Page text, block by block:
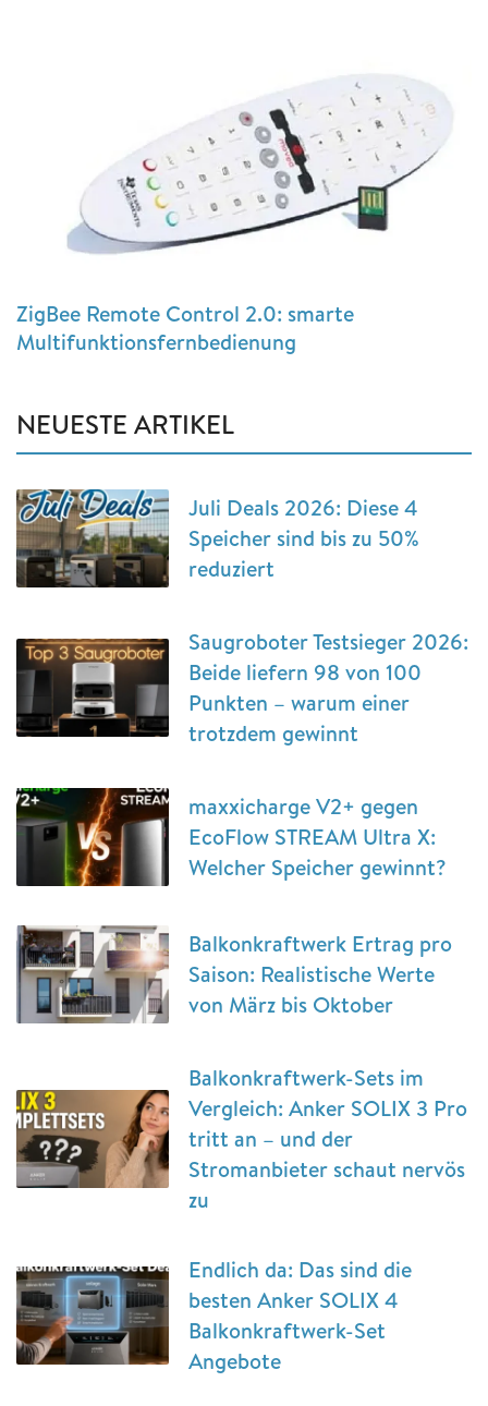
ZigBee Remote Control 2.0: smarte
Multifunktionsfernbedienung
NEUESTE ARTIKEL
Juli Deals 2026: Diese 4
Speicher sind bis zu 50%
reduziert
Saugroboter Testsieger 2026:
Beide liefern 98 von 100
Punkten – warum einer
trotzdem gewinnt
maxxicharge V2+ gegen
EcoFlow STREAM Ultra X:
Welcher Speicher gewinnt?
Balkonkraftwerk Ertrag pro
Saison: Realistische Werte
von März bis Oktober
Balkonkraftwerk-Sets im
Vergleich: Anker SOLIX 3 Pro
tritt an – und der
Stromanbieter schaut nervös
zu
Endlich da: Das sind die
besten Anker SOLIX 4
Balkonkraftwerk-Set
Angebote